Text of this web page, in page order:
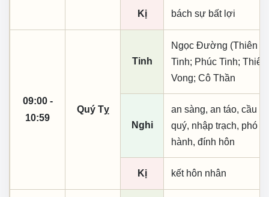
Kị bách sự bất lợi
09:00 -
10:59
Quý Tỵ
Tinh
Ngọc Đường (Thiên
Tinh; Phúc Tinh;
Vong; Cô Thần
Nghi
an sàng, an táo, cầu
quý, nhập trạch, phó
hành, đính hôn
Kị kết hôn nhân